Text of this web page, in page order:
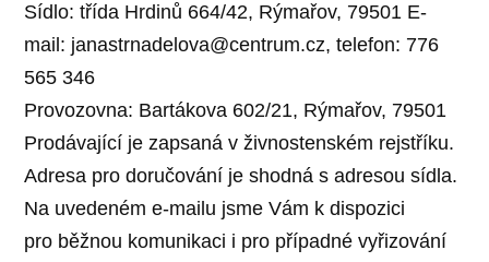
Sídlo: třída Hrdinů 664/42, Rýmařov, 79501 E-
mail: janastrnadelova@centrum.cz, telefon: 776
565 346
Provozovna: Bartákova 602/21, Rýmařov, 79501
Prodávající je zapsaná v živnostenském rejstříku.
Adresa pro doručování je shodná s adresou sídla.
Na uvedeném e-mailu jsme Vám k dispozici
pro běžnou komunikaci i pro případné vyřizování